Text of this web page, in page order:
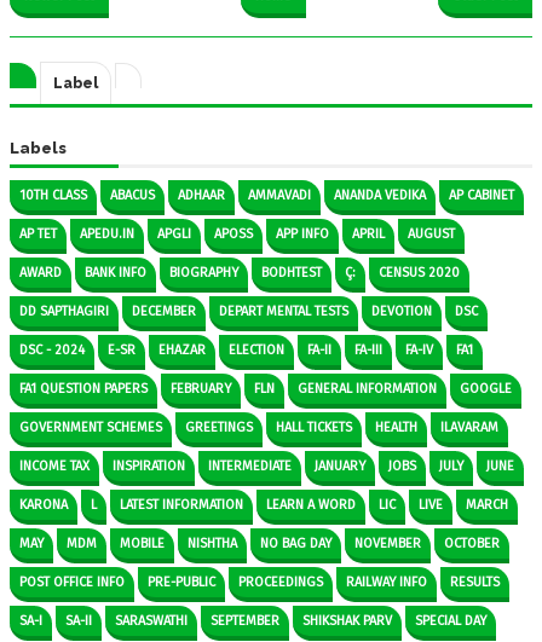
Label
Labels
10TH CLASS ABACUS ADHAAR AMMAVADI ANANDA VEDIKA AP CABINET
AP TET APEDU.IN APGLI APOSS APP INFO APRIL AUGUST
AWARD BANK INFO BIOGRAPHY BODHTEST Ç: CENSUS 2020
DD SAPTHAGIRI DECEMBER DEPART MENTAL TESTS DEVOTION DSC
DSC - 2024 E-SR EHAZAR ELECTION FA-II FA-III FA-IV FA1
FA1 QUESTION PAPERS FEBRUARY FLN GENERAL INFORMATION GOOGLE
GOVERNMENT SCHEMES GREETINGS HALL TICKETS HEALTH ILAVARAM
INCOME TAX INSPIRATION INTERMEDIATE JANUARY JOBS JULY JUNE
KARONA L LATEST INFORMATION LEARN A WORD LIC LIVE MARCH
MAY MDM MOBILE NISHTHA NO BAG DAY NOVEMBER OCTOBER
POST OFFICE INFO PRE-PUBLIC PROCEEDINGS RAILWAY INFO RESULTS
SA-I SA-II SARASWATHI SEPTEMBER SHIKSHAK PARV SPECIAL DAY